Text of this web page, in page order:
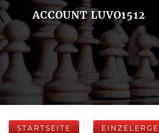
ACCOUNT LUVO1512
STARTSEITE